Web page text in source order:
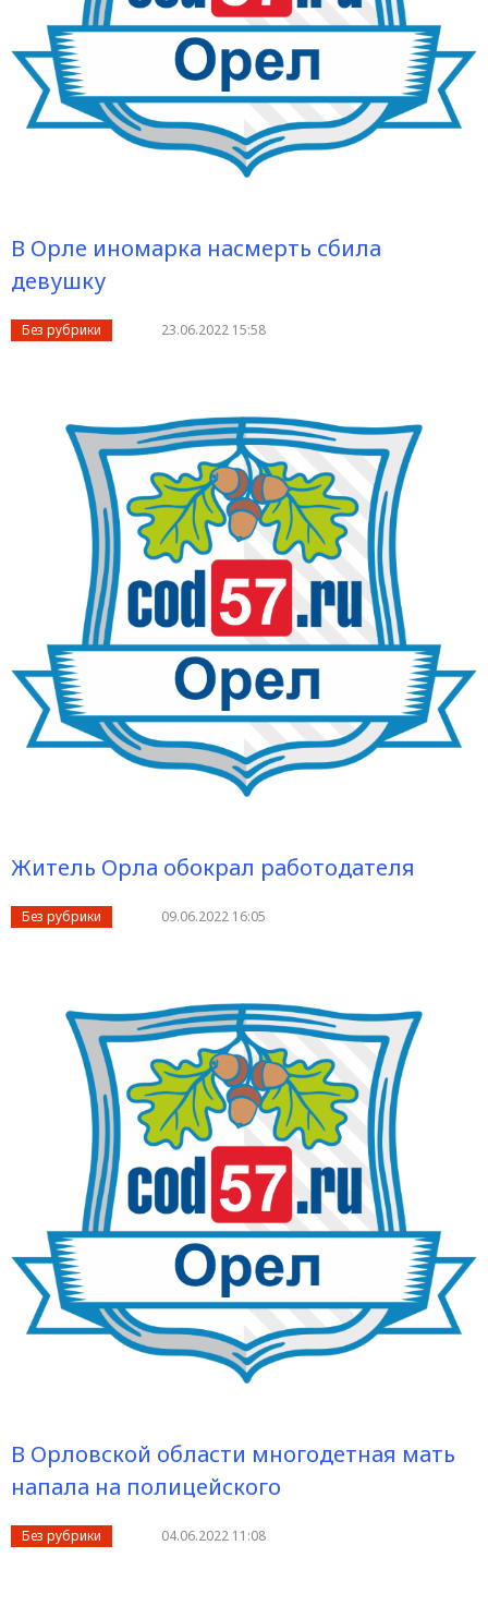
В Орле иномарка насмерть сбила
девушку
Без рубрики 23.06.2022 15:58
Житель Орла обокрал работодателя
Без рубрики 09.06.2022 16:05
В Орловской области многодетная мать
напала на полицейского
Без рубрики 04.06.2022 11:08